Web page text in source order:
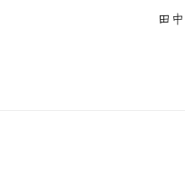
田